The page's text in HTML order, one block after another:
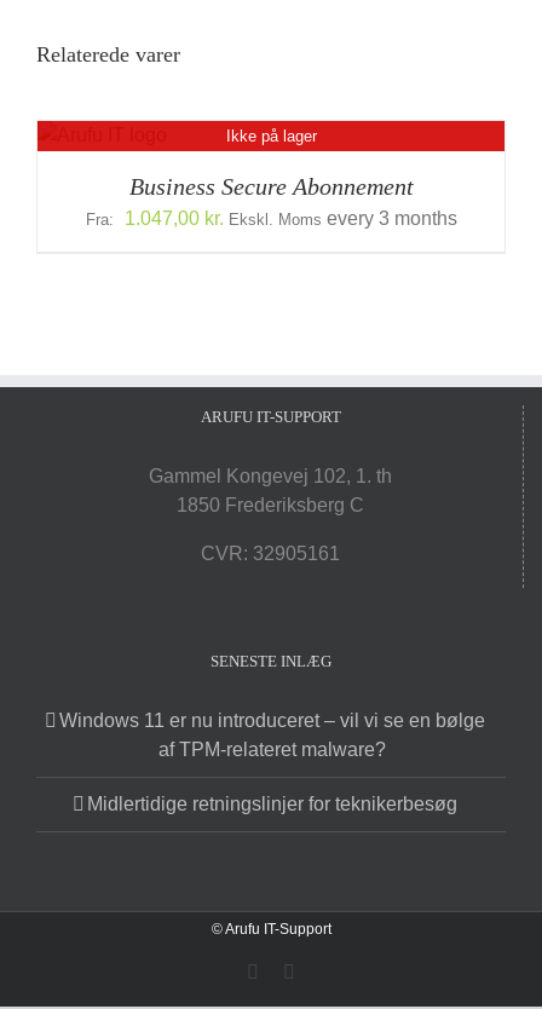
Relaterede varer
Ikke på lager
Business Secure Abonnement
Fra: 1.047,00 kr. Ekskl. Moms every 3 months
ARUFU IT-SUPPORT
Gammel Kongevej 102, 1. th
1850 Frederiksberg C
CVR: 32905161
SENESTE INLÆG
Windows 11 er nu introduceret – vil vi se en bølge
af TPM-relateret malware?
Midlertidige retningslinjer for teknikerbesøg
© Arufu IT-Support
Facebook